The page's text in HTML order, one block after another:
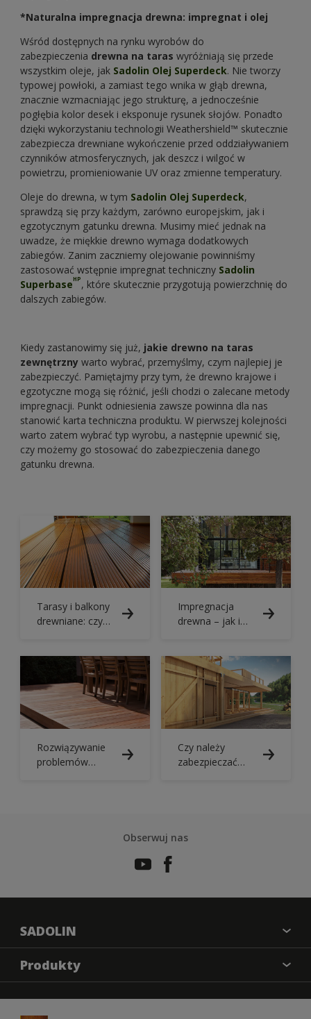
*Naturalna impregnacja drewna: impregnat i olej
Wśród dostępnych na rynku wyrobów do
zabezpieczenia drewna na taras wyróżniają się przede
wszystkim oleje, jak Sadolin Olej Superdeck. Nie tworzy
typowej powłoki, a zamiast tego wnika w głąb drewna,
znacznie wzmacniając jego strukturę, a jednocześnie
pogłębia kolor desek i eksponuje rysunek słojów. Ponadto
dzięki wykorzystaniu technologii Weathershield™ skutecznie
zabezpiecza drewniane wykończenie przed oddziaływaniem
czynników atmosferycznych, jak deszcz i wilgoć w
powietrzu, promieniowanie UV oraz zmienne temperatury.
Oleje do drewna, w tym Sadolin Olej Superdeck,
sprawdzą się przy każdym, zarówno europejskim, jak i
egzotycznym gatunku drewna. Musimy mieć jednak na
uwadze, że miękkie drewno wymaga dodatkowych
zabiegów. Zanim zaczniemy olejowanie powinniśmy
zastosować wstępnie impregnat techniczny Sadolin
SuperbaseHP, które skutecznie przygotują powierzchnię do
dalszych zabiegów.
Kiedy zastanowimy się już, jakie drewno na taras
zewnętrzny warto wybrać, przemyślmy, czym najlepiej je
zabezpieczyć. Pamiętajmy przy tym, że drewno krajowe i
egzotyczne mogą się różnić, jeśli chodzi o zalecane metody
impregnacji. Punkt odniesienia zawsze powinna dla nas
stanowić karta techniczna produktu. W pierwszej kolejności
warto zatem wybrać typ wyrobu, a następnie upewnić się,
czy możemy go stosować do zabezpieczenia danego
gatunku drewna.
Tarasy i balkony
drewniane: czym
Impregnacja
drewna – jak i
drewno?
Rozwiązywanie
problemów
Czy należy
zabezpieczać
Obserwuj nas
SADOLIN
O nas
Kontakt
Mapa strony
Produkty
Impregnat